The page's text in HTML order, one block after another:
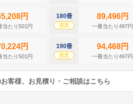
円
当たり501円
円
当たり501円
180冊
注文
89,496円
一冊当たり497円
190冊
注文
94,468円
一冊当たり497円
客様、お見積り・ご相談はこちら